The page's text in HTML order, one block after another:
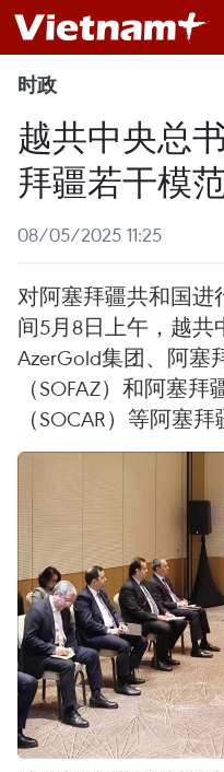
时政
越共中央总
拜疆若干模
08/05/2025 11:25
对阿塞拜疆共和国进
间5月8日上午，越共
AzerGold集团、阿塞
（SOFAZ）和阿塞
（SOCAR）等阿塞